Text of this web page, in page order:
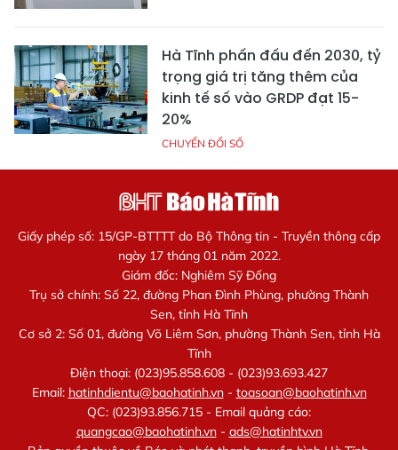
Hà Tĩnh phấn đấu đến 2030, tỷ
trọng giá trị tăng thêm của
kinh tế số vào GRDP đạt 15-
20%
CHUYỂN ĐỔI SỐ
Giấy phép số: 15/GP-BTTTT do Bộ Thông tin - Truyền thông cấp
ngày 17 tháng 01 năm 2022.
Giám đốc: Nghiêm Sỹ Đống
Trụ sở chính: Số 22, đường Phan Đình Phùng, phường Thành
Sen, tỉnh Hà Tĩnh
Cơ sở 2: Số 01, đường Võ Liêm Sơn, phường Thành Sen, tỉnh Hà
Tĩnh
Điện thoại: (023)95.858.608 - (023)93.693.427
Email: hatinhdientu@baohatinh.vn- toasoan@baohatinh.vn
QC: (023)93.856.715 - Email quảng cáo:
quangcao@baohatinh.vn- ads@hatinhtv.vn